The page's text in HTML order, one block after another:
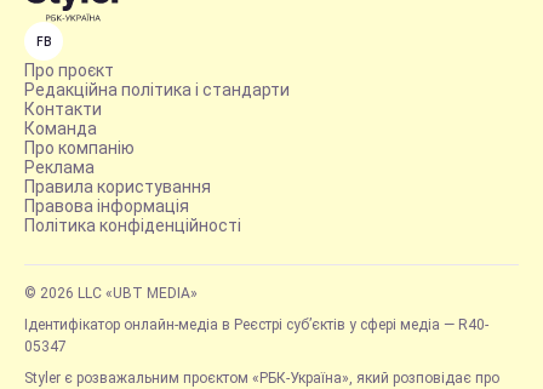
FB
Про проєкт
Редакційна політика і стандарти
Контакти
Команда
Про компанію
Реклама
Правила користування
Правова інформація
Політика конфіденційності
© 2026 LLC «UBT MEDIA»
Ідентифікатор онлайн-медіа в Реєстрі суб’єктів у сфері медіа — R40-
05347
Styler є розважальним проєктом «РБК-Україна», який розповідає про